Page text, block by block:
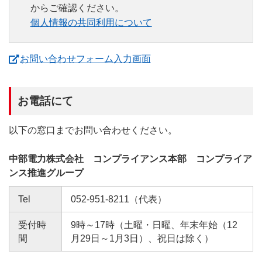
からご確認ください。
個人情報の共同利用について
お問い合わせフォーム入力画面（新しいウィンドウを開
お電話にて
以下の窓口までお問い合わせください。
中部電力株式会社 コンプライアンス本部 コンプライア
ンス推進グループ
Tel 052-951-8211（代表）
受付時
間
9時～17時（土曜・日曜、年末年始（12
月29日～1月3日）、祝日は除く）